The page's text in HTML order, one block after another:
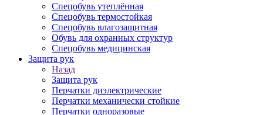
Спецобувь утеплённая
Спецобувь термостойкая
Спецобувь влагозащитная
Обувь для охранных структур
Спецобувь медицинская
Защита рук
Назад
Защита рук
Перчатки диэлектрические
Перчатки механически стойкие
Перчатки одноразовые